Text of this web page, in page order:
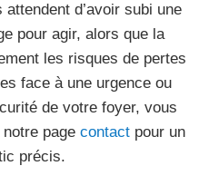
d’avoir subi une
pour agir, alors que la
les risques de pertes
face à une urgence ou
de votre foyer, vous
page contactpour un
précis.